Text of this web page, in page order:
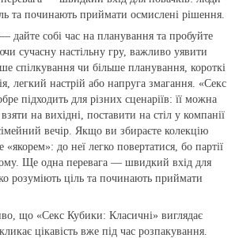
та починають приймати осмислені рішення.
дайте собі час на планування та пробуйте
сучасну настільну гру, важливо уявити
спілкування чи більше планування, короткі
легкий настрій або напруга змагання. «Секс
підходить для різних сценаріїв: її можна
на вихідні, поставити на стіл у компанії
вечір. Якщо ви збираєте колекцію
«якорем»: до неї легко повертатися, бо партії
Ще одна перевага — швидкий вхід для
розуміють ціль та починають приймати
що «Секс Кубики: Класичні» виглядає
цікавість вже під час розпакування.